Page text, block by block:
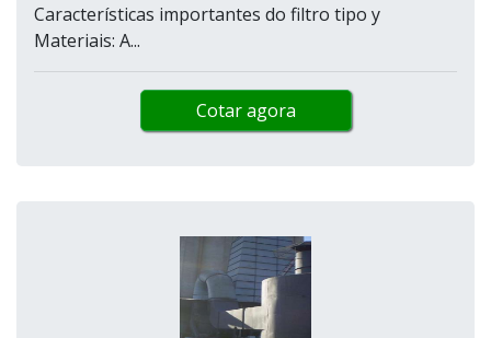
Características importantes do filtro tipo y
Materiais: A...
Cotar agora